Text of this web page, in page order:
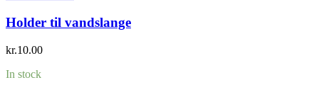
Holder til vandslange
kr.10.00
In stock